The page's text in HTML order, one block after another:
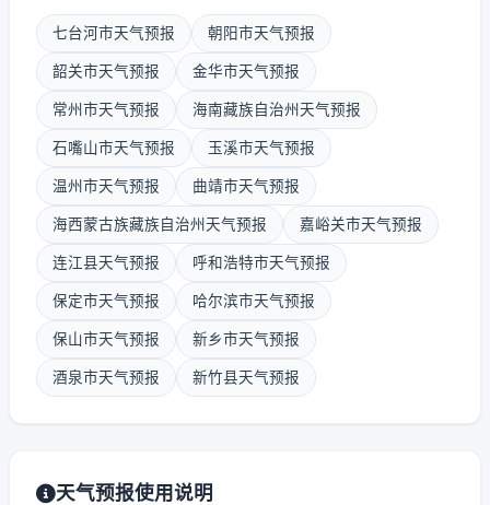
七台河市天气预报 朝阳市天气预报
韶关市天气预报 金华市天气预报
常州市天气预报 海南藏族自治州天气预报
石嘴山市天气预报 玉溪市天气预报
温州市天气预报 曲靖市天气预报
海西蒙古族藏族自治州天气预报 嘉峪关市天气预报
连江县天气预报 呼和浩特市天气预报
保定市天气预报 哈尔滨市天气预报
保山市天气预报 新乡市天气预报
酒泉市天气预报 新竹县天气预报
天气预报使用说明